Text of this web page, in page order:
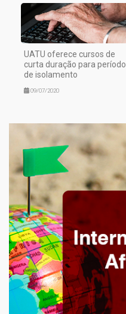
UATU oferece cursos de
curta duração para período
de isolamento
09/07/2020